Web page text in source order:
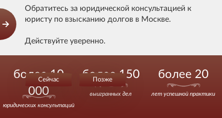
Смотрите также
Взыскание долга по договору
Обратитесь за юридической консультацией к
юристу по взысканию долгов в Москве.
Действуйте уверенно.
Сейчас Позже
более 10
000
юридических консультаций
более 150
выигранных дел
более 20
лет успешной практики